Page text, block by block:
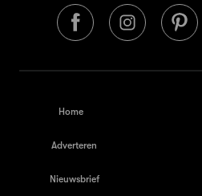
Home
Adverteren
Nieuwsbrief